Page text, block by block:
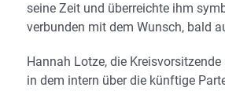
seine Zeit und überreichte ihm
verbunden mit dem Wunsch, bald
Hannah Lotze, die
in dem intern über die künftige